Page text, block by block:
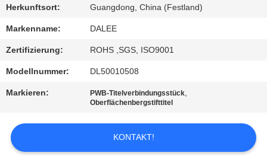
SIE
MIT
UNS
IN
VERBINDUNG
FORDERN
SIE
Herkunftsort: Guangdong, China (Festland)
Markenname: DALEE
Zertifizierung: ROHS ,SGS, ISO9001
Modellnummer: DL50010508
Markieren: PWB-Titelverbindungsstück,
Oberflächenbergstifttitel
KONTAKT!